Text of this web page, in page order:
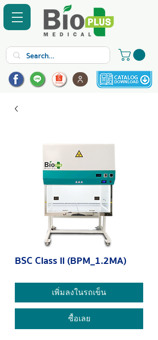
BSC Class II (BPM_1.2MA)
เพิ่มลงในรถเข็น
ซื้อเลย